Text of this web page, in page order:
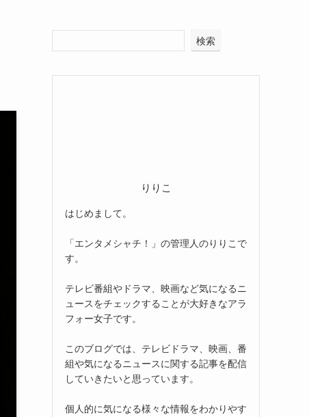
検索
りりこ
はじめまして。
「エンタメシャチ！」の管理人のりりこで
す。
テレビ番組やドラマ、映画など気になるニ
ュースをチェックすることが大好きなアラ
フォー女子です。
このブログでは、テレビドラマ、映画、番
組や気になるニュースに関する記事を配信
していきたいと思っています。
個人的に気になる様々な情報をわかりやす